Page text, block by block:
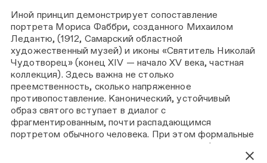
Иной принцип демонстрирует сопоставление
портрета Мориса Фаббри, созданного Михаилом
Ледантю, (1912, Самарский областной
художественный музей) и иконы «Святитель Николай
Чудотворец» (конец XIV — начало XV века, частная
коллекция). Здесь важна не столько
преемственность, сколько напряженное
противопоставление. Канонический, устойчивый
образ святого вступает в диалог с
фрагментированным, почти распадающимся
портретом обычного человека. При этом формальные
приемы — условность прорисовки лица, графичность